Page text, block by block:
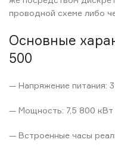
проводной схеме либо
Основные
500
— Напряжение питания:
— Мощность: 7,5 800 кВт
— Встроенные часы